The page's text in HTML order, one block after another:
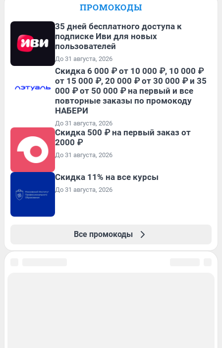
ПРОМОКОДЫ
35 дней бесплатного доступа к
подписке Иви для новых
пользователей
До 31 августа, 2026
Скидка 6 000 ₽ от 10 000 ₽, 10 000 ₽
от 15 000 ₽, 20 000 ₽ от 30 000 ₽ и 35
000 ₽ от 50 000 ₽ на первый и все
повторные заказы по промокоду
НАБЕРИ
До 31 августа, 2026
Скидка 500 ₽ на первый заказ от
2000 ₽
До 31 августа, 2026
Скидка 11% на все курсы
До 31 августа, 2026
Все промокоды